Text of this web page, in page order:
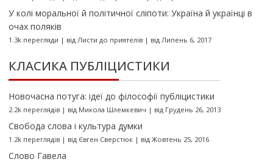
У колі моральної й політичної сліпоти: Україна й українці в
очах поляків
1.3k перегляди | від Листи до приятелів| від Липень 6, 2017
КЛАСИКА ПУБЛІЦИСТИКИ
Новочасна потуга: ідеї до філософії публіцистики
2.2k переглядів| від Микола Шлемкевич | від Грудень 26, 2013
Свобода слова і культура думки
1.2k переглядів| від Євген Сверстюк| від Жовтень 25, 2016
Слово Гавела